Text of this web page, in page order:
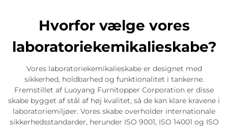
Hvorfor vælge vores
laboratoriekemikalieskabe?
Vores laboratoriekemikalieskabe er designet med
sikkerhed, holdbarhed og funktionalitet i tankerne.
Fremstillet af Luoyang Furnitopper Corporation er disse
skabe bygget af stål af høj kvalitet, så de kan klare kravene i
laboratoriemiljøer. Vores skabe overholder internationale
sikkerhedsstandarder, herunder ISO 9001, ISO 14001 og ISO